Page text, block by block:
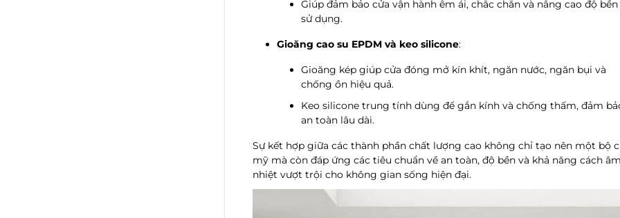
Giúp đảm bảo cửa vận hành êm ái, chắc chắn và nâng cao độ bền
sử dụng.
Gioăng cao su EPDM và keo silicone:
Gioăng kép giúp cửa đóng mở kín khít, ngăn nước, ngăn bụi và
chống ồn hiệu quả.
Keo silicone trung tính dùng để gắn kính và chống thấm, đảm
an toàn lâu dài.
Sự kết hợp giữa các thành phần chất lượng cao không chỉ tạo nên một bộ
mỹ mà còn đáp ứng các tiêu chuẩn về an toàn, độ bền và khả năng cách
nhiệt vượt trội cho không gian sống hiện đại.